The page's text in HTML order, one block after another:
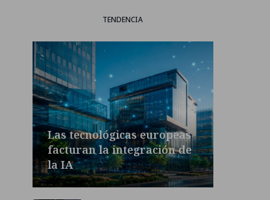
TENDENCIA
Las tecnológicas europeas
facturan la integración de
la IA